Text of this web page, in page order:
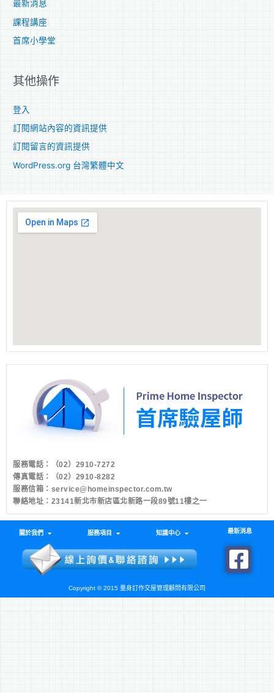
最新消息
課程講座
首席小學堂
其他操作
登入
訂閱網站內容的資訊提供
訂閱留言的資訊提供
WordPress.org 台灣繁體中文
服務電話：
（02）2910-7272
傳真電話：（02）2910-8282
服務信箱： service@homeinspector.com.tw
聯絡地址：23141新北市新店區北新路一段89號11樓之一
關於我們 服務項目 知識中心 最新消息
Copyright © 2015 量身訂作交屋管理顧問有限公司